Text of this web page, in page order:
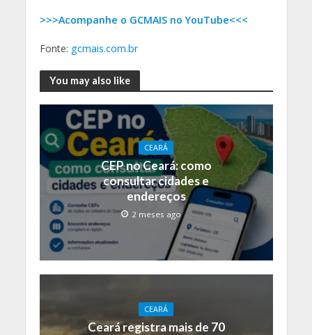
>>>Acompanhe o GCMAIS no YouTube<<<
Fonte: gcmais.com.br
You may also like
CEARÁ
CEP no Ceará: como
consultar cidades e
endereços
2 meses ago
CEARÁ
Ceará registra mais de 70